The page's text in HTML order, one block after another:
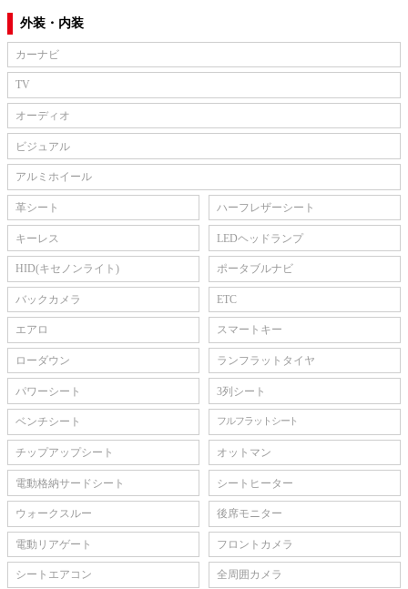
外装・内装
カーナビ
TV
オーディオ
ビジュアル
アルミホイール
革シート ハーフレザーシート
キーレス LEDヘッドランプ
HID(キセノンライト) ポータブルナビ
バックカメラ ETC
エアロ スマートキー
ローダウン ランフラットタイヤ
パワーシート 3列シート
ベンチシート フルフラットシート
チップアップシート オットマン
電動格納サードシート シートヒーター
ウォークスルー 後席モニター
電動リアゲート フロントカメラ
シートエアコン 全周囲カメラ